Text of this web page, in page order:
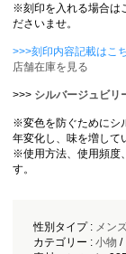
※刻印を入れる場合は
ださいませ。
>>>刻印内容記載はこ
店舗在庫を見る
>>> シルバージュビリ
※変色を防ぐためにシ
年変化し、味を増して
※使用方法、使用頻度
す。
性別タイプ : メン
カテゴリー : 小物 /